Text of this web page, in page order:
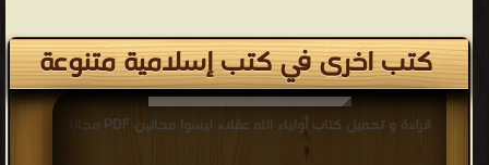
كتب اخرى في كتب إسلامية متنوعة
قراءة و تحميل كتاب أولياء الله عقلاء ليسوا مجانين PDF مجانا